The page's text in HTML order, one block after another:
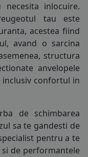
inlocuire.
tau este
acestea fiind
avand o sarcina
structura
anvelopele
inclusiv confortul in
de schimbarea
sa te gandesti de
pentru a te
de performantele